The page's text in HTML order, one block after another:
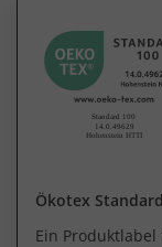
Ökotex
Ein